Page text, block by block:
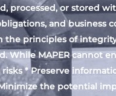
processed, or stored
and
the principles of
While MAPER
* Preserve
the potential